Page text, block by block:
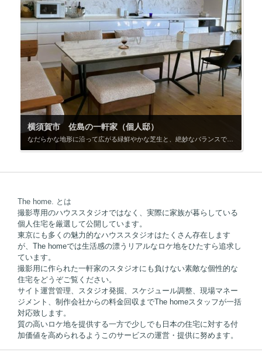
横須賀市 佐島の一軒家（個人邸）
なだらかな地形に沿って広がる緑鮮やかな芝生と、絶妙なバランスで配置されたソテツ。 リゾート地を彷彿とさせる天然石のアプローチが、空間全体に開放感をもたらします。佐島というエリアを象徴するような白い外壁のこの一軒家は自宅と別荘、どちらにも見せることが出来ます。 外観撮影はもちろん、広めの駐車スペースではガレージドアからの出入りや、縦列に停めた車両の撮影にも対応可能です。両開きの玄関ドアが醸し出す重厚感と、ゆとりあるエントランスホールは、豪邸らしさを演出するシーンに最適。LDKは2階に設けられ、相模湾を望む抜群の眺望が広がります。大きな窓からたっぷりと自然光が入り採光は十分で、バルコニーから部屋側に照明が打てます。白を基調としたオープンキッチン、木製のウォールキャビネット、白い大理石模様のダイニングテーブル。いずれもリゾートホテルのような上質感があり、程よい生活感と上質な空間を演出できます。家具は必要最低限にとどめられているため、アングルの自由度が高く、セットの持ち込みや美術演出にも柔軟に対応します。ワイドなバルコニーからは相模湾を一望。視界を遮るものが一切なく、気持ちの良い抜けとなります。洗面所はキッチン同様に横幅があり、演者を左右から捉えることが出来ます。浴室はドアを開けると正面に浴槽があり、頭上の窓からは自然光も入る希少な構造です。1階には広めの寝室と洋室があり、撮影セットとしての使用はもちろん、控室やメイク部屋としても機能します。
The home. とは
撮影専用のハウススタジオではなく、実際に家族が暮らしている
個人住宅を厳選して公開しています。
東京にも多くの魅力的なハウススタジオはたくさん存在します
が、The homeでは生活感の漂うリアルなロケ地をひたすら追求し
ています。
撮影用に作られた一軒家のスタジオにも負けない素敵な個性的な
住宅をどうぞご覧ください。
サイト運営管理、スタジオ発掘、スケジュール調整、現場マネー
ジメント、制作会社からの料金回収までThe homeスタッフが一括
対応致します。
質の高いロケ地を提供する一方で少しでも日本の住宅に対する付
加価値を高められるようこのサービスの運営・提供に努めます。